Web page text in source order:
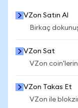
VZon Satın Al
Birkaç
VZon Sat
VZon
VZon Takas Et
VZon ile